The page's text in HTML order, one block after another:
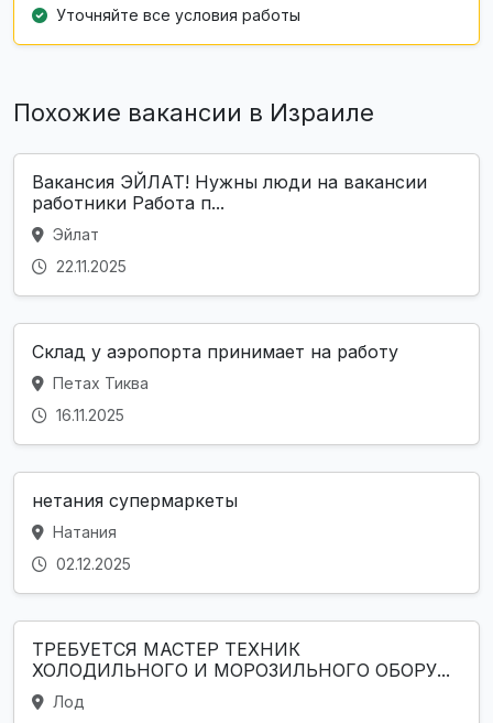
Уточняйте все условия работы
Похожие вакансии в Израиле
Вакансия ЭЙЛАТ! Нужны люди на вакансии
работники Работа п...
Эйлат
22.11.2025
Склад у аэропорта принимает на работу
Петах Тиква
16.11.2025
нетания супермаркеты
Натания
02.12.2025
ТРЕБУЕТСЯ МАСТЕР ТЕХНИК
ХОЛОДИЛЬНОГО И МОРОЗИЛЬНОГО ОБОРУ...
Лод